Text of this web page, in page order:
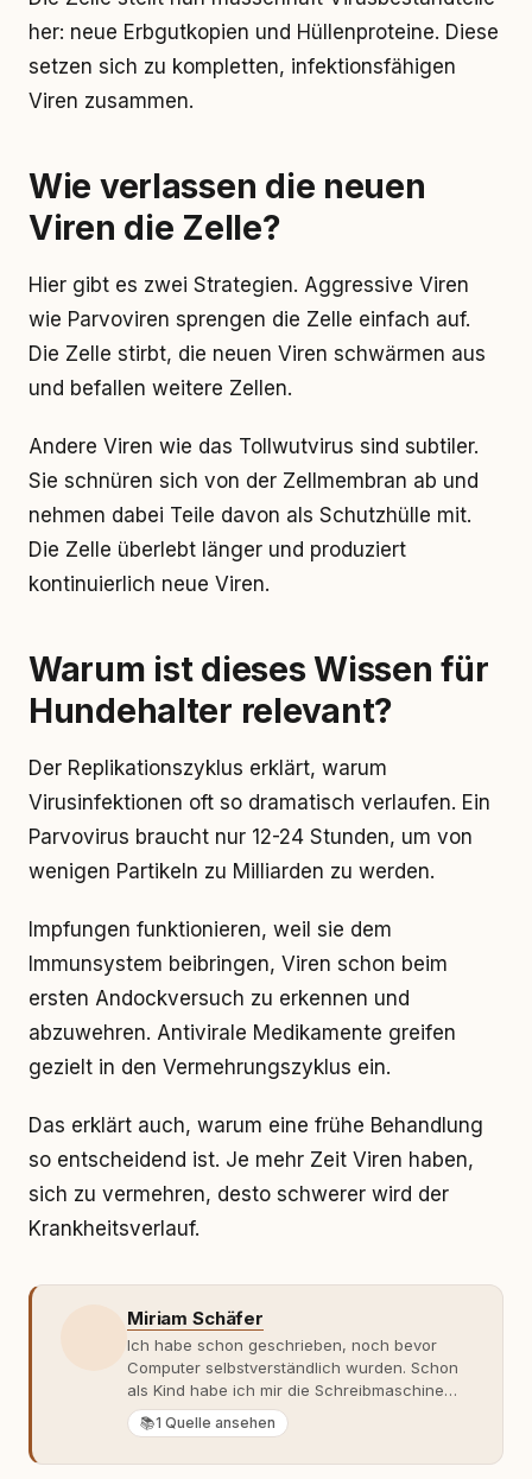
her: neue Erbgutkopien und Hüllenproteine. Diese
setzen sich zu kompletten, infektionsfähigen
Viren zusammen.
Wie verlassen die neuen
Viren die Zelle?
Hier gibt es zwei Strategien. Aggressive Viren
wie Parvoviren sprengen die Zelle einfach auf.
Die Zelle stirbt, die neuen Viren schwärmen aus
und befallen weitere Zellen.
Andere Viren wie das Tollwutvirus sind subtiler.
Sie schnüren sich von der Zellmembran ab und
nehmen dabei Teile davon als Schutzhülle mit.
Die Zelle überlebt länger und produziert
kontinuierlich neue Viren.
Warum ist dieses Wissen für
Hundehalter relevant?
Der Replikationszyklus erklärt, warum
Virusinfektionen oft so dramatisch verlaufen. Ein
Parvovirus braucht nur 12-24 Stunden, um von
wenigen Partikeln zu Milliarden zu werden.
Impfungen funktionieren, weil sie dem
Immunsystem beibringen, Viren schon beim
ersten Andockversuch zu erkennen und
abzuwehren. Antivirale Medikamente greifen
gezielt in den Vermehrungszyklus ein.
Das erklärt auch, warum eine frühe Behandlung
so entscheidend ist. Je mehr Zeit Viren haben,
sich zu vermehren, desto schwerer wird der
Krankheitsverlauf.
Miriam Schäfer
Ich habe schon geschrieben, noch bevor
Computer selbstverständlich wurden. Schon
als Kind habe ich mir die Schreibmaschine
meiner Eltern geschnappt und drauflos
getippt: Geschichten, Beobachtungen,
📚1 Quelle ansehen